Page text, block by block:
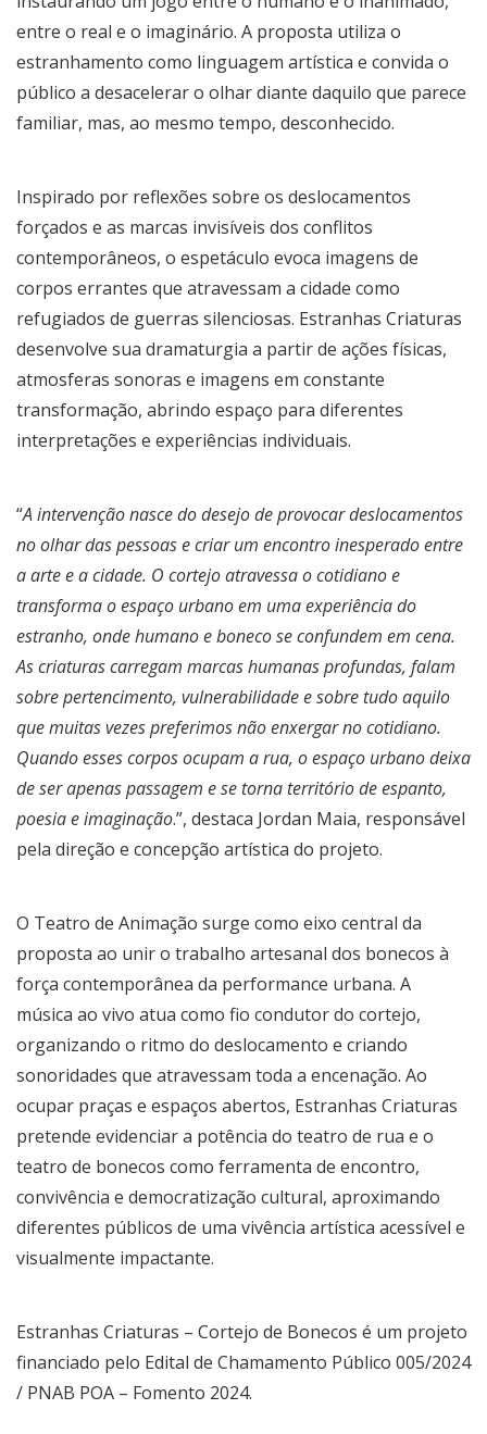
entre o real e o imaginário. A proposta utiliza o
estranhamento como linguagem artística e convida o
público a desacelerar o olhar diante daquilo que parece
familiar, mas, ao mesmo tempo, desconhecido.
Inspirado por reflexões sobre os deslocamentos
forçados e as marcas invisíveis dos conflitos
contemporâneos, o espetáculo evoca imagens de
corpos errantes que atravessam a cidade como
refugiados de guerras silenciosas. Estranhas Criaturas
desenvolve sua dramaturgia a partir de ações físicas,
atmosferas sonoras e imagens em constante
transformação, abrindo espaço para diferentes
interpretações e experiências individuais.
“A intervenção nasce do desejo de provocar deslocamentos
no olhar das pessoas e criar um encontro inesperado entre
a arte e a cidade. O cortejo atravessa o cotidiano e
transforma o espaço urbano em uma experiência do
estranho, onde humano e boneco se confundem em cena.
As criaturas carregam marcas humanas profundas, falam
sobre pertencimento, vulnerabilidade e sobre tudo aquilo
que muitas vezes preferimos não enxergar no cotidiano.
Quando esses corpos ocupam a rua, o espaço urbano deixa
de ser apenas passagem e se torna território de espanto,
poesia e imaginação.”, destaca Jordan Maia, responsável
pela direção e concepção artística do projeto.
O Teatro de Animação surge como eixo central da
proposta ao unir o trabalho artesanal dos bonecos à
força contemporânea da performance urbana. A
música ao vivo atua como fio condutor do cortejo,
organizando o ritmo do deslocamento e criando
sonoridades que atravessam toda a encenação. Ao
ocupar praças e espaços abertos, Estranhas Criaturas
pretende evidenciar a potência do teatro de rua e o
teatro de bonecos como ferramenta de encontro,
convivência e democratização cultural, aproximando
diferentes públicos de uma vivência artística acessível e
visualmente impactante.
Estranhas Criaturas – Cortejo de Bonecos é um projeto
financiado pelo Edital de Chamamento Público 005/2024
/ PNAB POA – Fomento 2024.